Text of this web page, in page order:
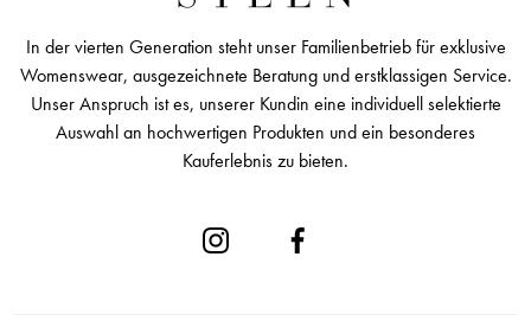
In der vierten Generation steht unser Familienbetrieb für exklusive
Womenswear, ausgezeichnete Beratung und erstklassigen Service.
Unser Anspruch ist es, unserer Kundin eine individuell selektierte
Auswahl an hochwertigen Produkten und ein besonderes
Kauferlebnis zu bieten.